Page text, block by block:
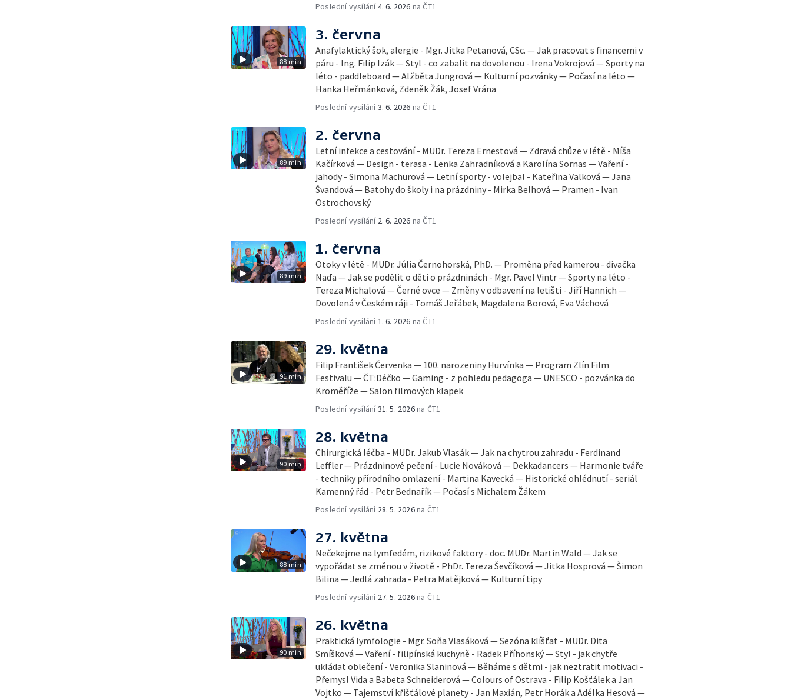
Poslední vysílání4. 6. 2026 na ČT1
88 min
3. června
Anafylaktický šok, alergie - Mgr. Jitka Petanová, CSc. — Jak pracovat s financemi v
páru - Ing. Filip Izák — Styl - co zabalit na dovolenou - Irena Vokrojová — Sporty na
léto - paddleboard — Alžběta Jungrová — Kulturní pozvánky — Počasí na léto —
Hanka Heřmánková, Zdeněk Žák, Josef Vrána
Poslední vysílání3. 6. 2026 na ČT1
89 min
2. června
Letní infekce a cestování - MUDr. Tereza Ernestová — Zdravá chůze v létě - Míša
Kačírková — Design - terasa - Lenka Zahradníková a Karolína Sornas — Vaření -
jahody - Simona Machurová — Letní sporty - volejbal - Kateřina Valková — Jana
Švandová — Batohy do školy i na prázdniny - Mirka Belhová — Pramen - Ivan
Ostrochovský
Poslední vysílání 2. 6. 2026 na ČT1
89 min
1. června
Otoky v létě - MUDr. Júlia Černohorská, PhD. — Proměna před kamerou - divačka
Naďa — Jak se podělit o děti o prázdninách - Mgr. Pavel Vintr — Sporty na léto -
Tereza Michalová — Černé ovce — Změny v odbavení na letišti - Jiří Hannich —
Dovolená v Českém ráji - Tomáš Jeřábek, Magdalena Borová, Eva Váchová
Poslední vysílání1. 6. 2026 na ČT1
91 min
29. května
Filip František Červenka — 100. narozeniny Hurvínka — Program Zlín Film
Festivalu — ČT:Déčko — Gaming - z pohledu pedagoga — UNESCO - pozvánka do
Kroměříže — Salon filmových klapek
Poslední vysílání31. 5. 2026na ČT1
90 min
28. května
Chirurgická léčba - MUDr. Jakub Vlasák — Jak na chytrou zahradu - Ferdinand
Leffler — Prázdninové pečení - Lucie Nováková — Dekkadancers — Harmonie tváře
- techniky přírodního omlazení - Martina Kavecká — Historické ohlédnutí - seriál
Kamenný řád - Petr Bednařík — Počasí s Michalem Žákem
Poslední vysílání 28. 5. 2026na ČT1
88 min
27. května
Nečekejme na lymfedém, rizikové faktory - doc. MUDr. Martin Wald — Jak se
vypořádat se změnou v životě - PhDr. Tereza Ševčíková — Jitka Hosprová — Šimon
Bilina — Jedlá zahrada - Petra Matějková — Kulturní tipy
Poslední vysílání 27. 5. 2026na ČT1
90 min
26. května
Praktická lymfologie - Mgr. Soňa Vlasáková — Sezóna klíšťat - MUDr. Dita
Smíšková — Vaření - filipínská kuchyně - Radek Příhonský — Styl - jak chytře
ukládat oblečení - Veronika Slaninová — Běháme s dětmi - jak neztratit motivaci -
Přemysl Vida a Babeta Schneiderová — Colours of Ostrava - Filip Košťálek a Jan
Vojtko — Tajemství křišťálové planety - Jan Maxián, Petr Horák a Adélka Hesová —